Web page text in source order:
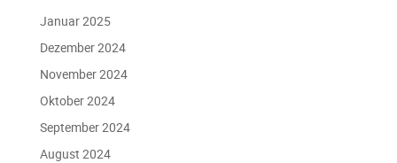
Januar 2025
Dezember 2024
November 2024
Oktober 2024
September 2024
August 2024